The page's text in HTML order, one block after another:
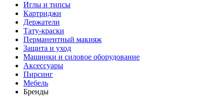
Иглы и типсы
Картриджи
Держатели
Тату-краски
Перманентный макияж
Защита и уход
Машинки и силовое оборудование
Аксессуары
Пирсинг
Мебель
Бренды